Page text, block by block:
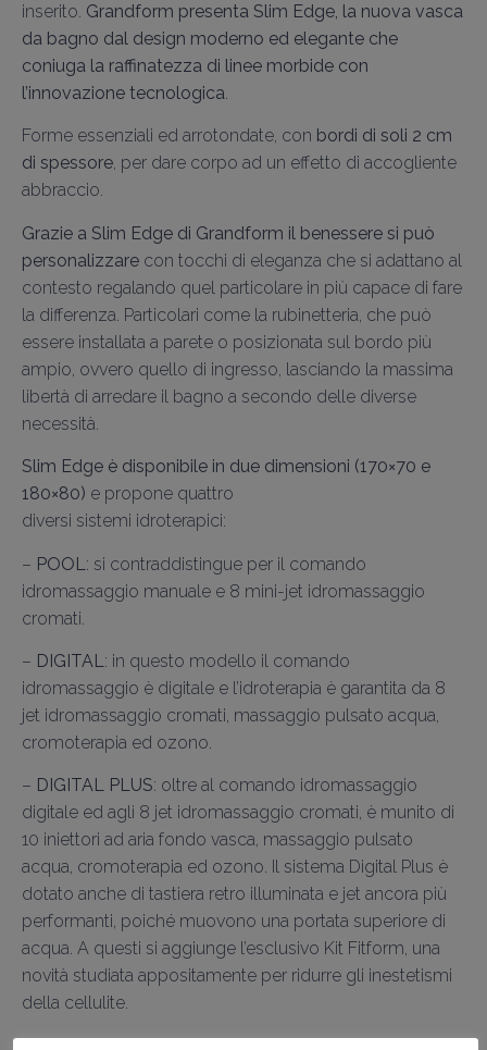
inserito. Grandform presenta Slim Edge, la nuova vasca
da bagno dal design moderno ed elegante che
coniuga la raffinatezza di linee morbide con
l’innovazione tecnologica.
Forme essenziali ed arrotondate, con bordi di soli 2 cm
di spessore, per dare corpo ad un effetto di accogliente
abbraccio.
Grazie a Slim Edge di Grandform il benessere si può
personalizzare con tocchi di eleganza che si adattano al
contesto regalando quel particolare in più capace di fare
la differenza. Particolari come la rubinetteria, che può
essere installata a parete o posizionata sul bordo più
ampio, ovvero quello di ingresso, lasciando la massima
libertà di arredare il bagno a secondo delle diverse
necessità.
Slim Edge è disponibile in due dimensioni (170×70 e
180×80) e propone quattro
diversi sistemi idroterapici:
– POOL : si contraddistingue per il comando
idromassaggio manuale e 8 mini-jet idromassaggio
cromati.
– DIGITAL: in questo modello il comando
idromassaggio è digitale e l’idroterapia è garantita da 8
jet idromassaggio cromati, massaggio pulsato acqua,
cromoterapia ed ozono.
– DIGITAL PLUS: oltre al comando idromassaggio
digitale ed agli 8 jet idromassaggio cromati, è munito di
10 iniettori ad aria fondo vasca, massaggio pulsato
acqua, cromoterapia ed ozono. Il sistema Digital Plus è
dotato anche di tastiera retro illuminata e jet ancora più
performanti, poiché muovono una portata superiore di
acqua. A questi si aggiunge l’esclusivo Kit Fitform, una
novità studiata appositamente per ridurre gli inestetismi
della cellulite.